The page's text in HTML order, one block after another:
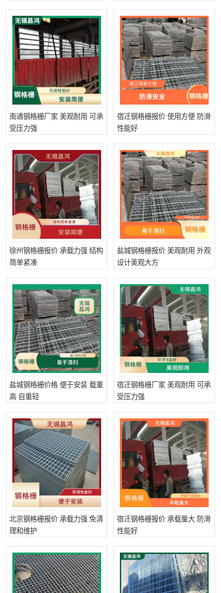
南通钢格栅厂家 美观耐用 可承
受压力强
宿迁钢格栅报价 使用方便 防滑
性能好
徐州钢格栅报价 承载力强 结构
简单紧凑
盐城钢格栅报价 美观耐用 外观
设计美观大方
盐城钢格栅价格 便于安装 载重
高 自重轻
宿迁钢格栅厂家 美观耐用 可承
受压力强
北京钢格栅报价 承载力强 免清
理和维护
宿迁钢格栅报价 承载量大 防滑
性能好